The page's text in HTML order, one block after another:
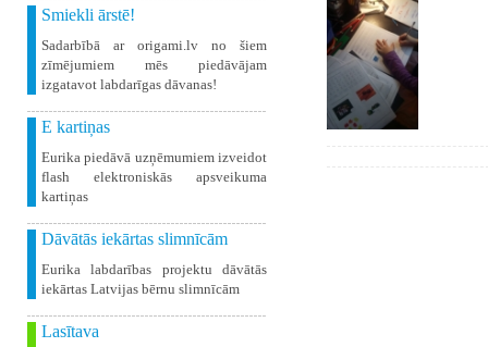
Smiekli ārstē!
Sadarbībā ar origami.lv no šiem
zīmējumiem mēs piedāvājam
izgatavot labdarīgas dāvanas!
E kartiņas
Eurika piedāvā uzņēmumiem izveidot
flash elektroniskās apsveikuma
kartiņas
Dāvātās iekārtas slimnīcām
Eurika labdarības projektu dāvātās
iekārtas Latvijas bērnu slimnīcām
Lasītava